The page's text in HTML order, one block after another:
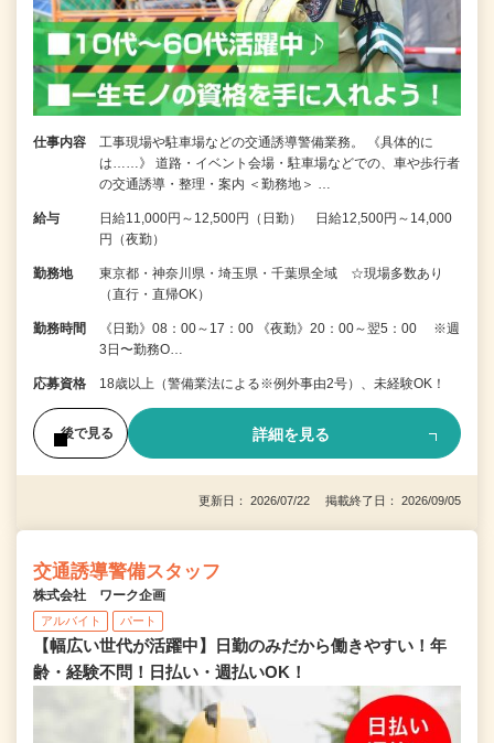
仕事内容
工事現場や駐車場などの交通誘導警備業務。 《具体的に
は……》 道路・イベント会場・駐車場などでの、車や歩行者
の交通誘導・整理・案内 ＜勤務地＞ …
給与
日給11,000円～12,500円（日勤） 日給12,500円～14,000
円（夜勤）
勤務地
東京都・神奈川県・埼玉県・千葉県全域 ☆現場多数あり
（直行・直帰OK）
勤務時間
《日勤》08：00～17：00 《夜勤》20：00～翌5：00 ※週
3日〜勤務O…
応募資格 18歳以上（警備業法による※例外事由2号）、未経験OK！
後で見る 詳細を見る
更新日： 2026/07/22 掲載終了日： 2026/09/05
交通誘導警備スタッフ
株式会社 ワーク企画
アルバイト パート
【幅広い世代が活躍中】日勤のみだから働きやすい！年
齢・経験不問！日払い・週払いOK！